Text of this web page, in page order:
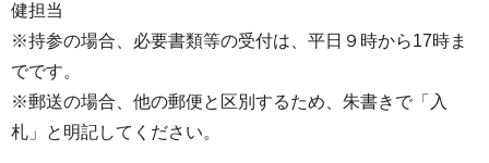
健担当
※持参の場合、必要書類等の受付は、平⽇９時から17時ま
でです。
※郵送の場合、他の郵便と区別するため、朱書きで「⼊
札」と明記してください。